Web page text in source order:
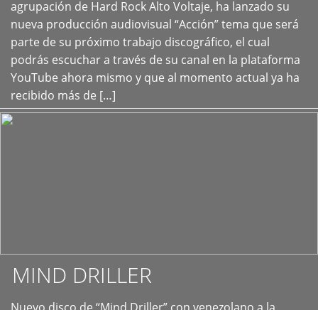
agrupación de Hard Rock Alto Voltaje, ha lanzado su
nueva producción audiovisual “Acción” tema que será
parte de su próximo trabajo discográfico, el cual
podrás escuchar a través de su canal en la plataforma
YouTube ahora mismo y que al momento actual ya ha
recibido más de […]
+
MIND DRILLER